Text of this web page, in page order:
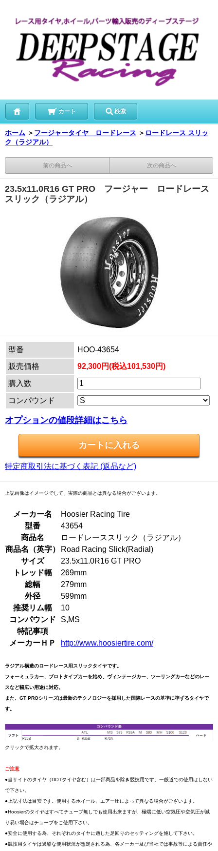
カート 検索
ホーム ＞ フージャータイヤ ロードレース ＞ ロードレース スリッ
ク（ラジアル）
前の商品へ 次の商品へ
23.5x11.0R16 GT PRO フージャー ロードレース
スリック（ラジアル）
型番
HOO-43654
販売価格
92,300円(税込101,530円)
購入数
コンパウンド
オプションの値段詳細はこちら
特定商取引法に基づく表記 (返品など)
上記画像はイメージでして、実際の商品とは異なる場合がございます。
メーカー名
Hoosier Racing Tire
型番
43654
商品名
ロードレーススリック（ラジアル）
商品名（英字）
Road Racing Slick(Radial)
サイズ
23.5x11.0R16 GT PRO
トレッド幅
269mm
総幅
279mm
外径
599mm
推奨リム幅
10
コンパウンド
S,MS
特記事項
メーカーＨＰ
http://www.hoosiertire.com/
ラジアル構造のロードレース用スリックタイヤです。
フォーミュラカー、プロトタイプカーを始め、ヴィンテージカー、ツーリングカーなどのレー
スなど幅広い用途に対応。
また、GT PROシリーズは最新のテクノロジーを採用した国際レースの基準に準ずるタイヤで
す。
クリックで拡大されます。
ご注意
●当サイトのタイヤ（DOTタイヤ含む）は一部商品を除き競技用です。一般道での使用はしない
で下さい。
●上記寸法は目安です。使用するホイール、エアー圧によって異なる場合がございます。
●Hoosierのタイヤはすべてチューブ無しでも使用出来ますが、極端に低い空気圧や空気圧が減
り易い場合はチューブをご使用下さい。
●安全に使用する為、それぞれのタイヤに適した足回りのセッティングを施して下さい。
●競技用タイヤは過酷な使用状況が想定される為、各メーカー及び当社では事故等による責任や